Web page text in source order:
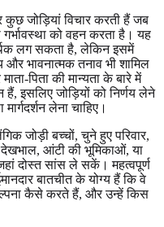
जोड़ियां विचार करती हैं जब
को वहन करता है। यह
लग सकता है, लेकिन इसमें
भावनात्मक तनाव भी शामिल
पिता की मान्यता के बारे में
इसलिए जोड़ियों को निर्णय लेने
लेना चाहिए।
जोड़ी बच्चों, चुने हुए परिवार,
देखभाल, आंटी की भूमिकाओं, या
दोस्त सांस ले सकें। महत्वपूर्ण
बातचीत के योग्य हैं कि वे
कैसे करते हैं, और उन्हें किस